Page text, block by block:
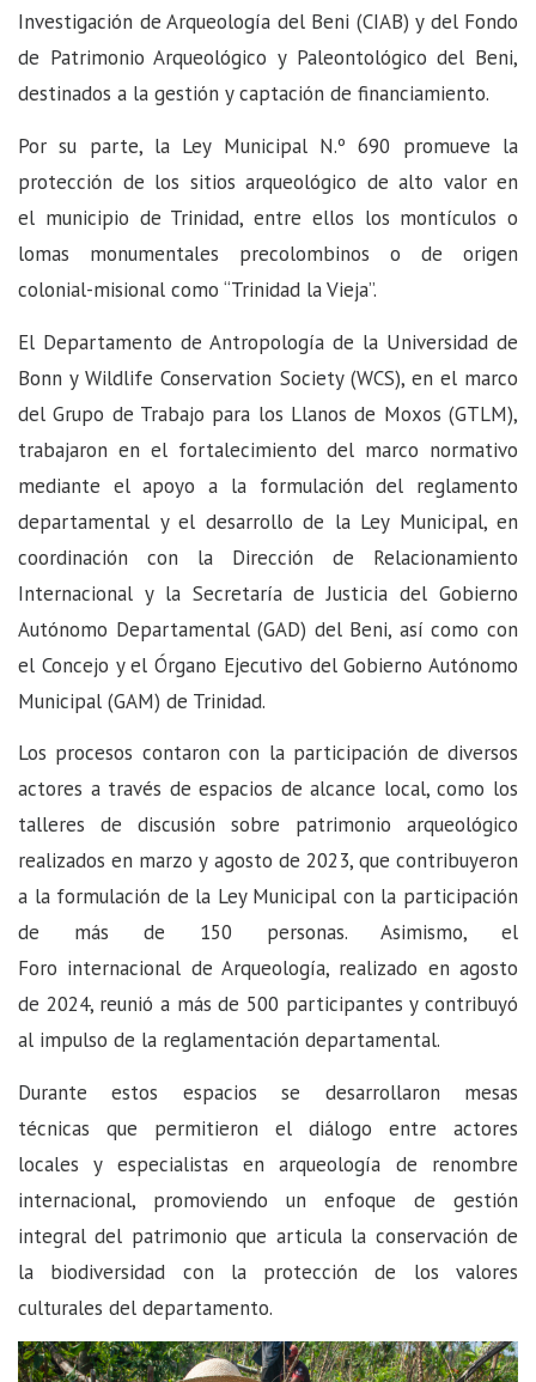
Investigación de Arqueología del Beni (CIAB) y del Fondo
de Patrimonio Arqueológico y Paleontológico del Beni,
destinados a la gestión y captación de financiamiento.
Por su parte, la Ley Municipal N.º 690 promueve la
protección de los sitios arqueológico de alto valor en
el municipio de Trinidad, entre ellos los montículos o
lomas monumentales precolombinos o de origen
colonial-misional como “Trinidad la Vieja”.
El Departamento de Antropología de la Universidad de
Bonn y Wildlife Conservation Society (WCS), en el marco
del Grupo de Trabajo para los Llanos de Moxos (GTLM),
trabajaron en el fortalecimiento del marco normativo
mediante el apoyo a la formulación del reglamento
departamental y el desarrollo de la Ley Municipal, en
coordinación con la Dirección de Relacionamiento
Internacional y la Secretaría de Justicia del Gobierno
Autónomo Departamental (GAD) del Beni, así como con
el Concejo y el Órgano Ejecutivo del Gobierno Autónomo
Municipal (GAM) de Trinidad.
Los procesos contaron con la participación de diversos
actores a través de espacios de alcance local, como los
talleres de discusión sobre patrimonio arqueológico
realizados en marzo y agosto de 2023, que contribuyeron
a la formulación de la Ley Municipal con la participación
de más de 150 personas. Asimismo, el
Foro internacional de Arqueología, realizado en agosto
de 2024, reunió a más de 500 participantes y contribuyó
al impulso de la reglamentación departamental.
Durante estos espacios se desarrollaron mesas
técnicas que permitieron el diálogo entre actores
locales y especialistas en arqueología de renombre
internacional, promoviendo un enfoque de gestión
integral del patrimonio que articula la conservación de
la biodiversidad con la protección de los valores
culturales del departamento.